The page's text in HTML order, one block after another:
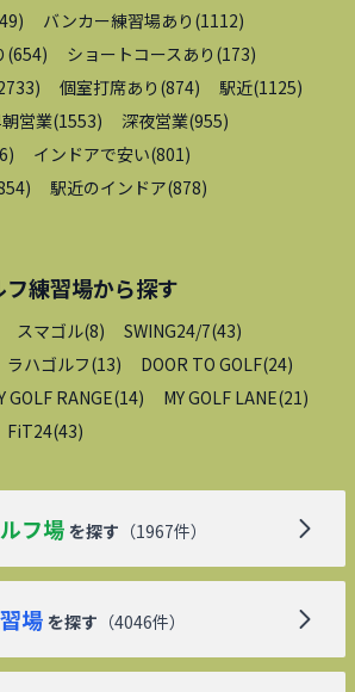
) バンカー練習場あり (1112)
(654) ショートコースあり (173)
) 個室打席あり (874) 駅近(1125)
営業(1553) 深夜営業(955)
) インドアで安い(801 )
) 駅近のインドア(878)
フ練習場から探す
スマゴル(8) SWING24/7(43)
ラハゴルフ(13) DOOR TO GOLF(24)
GOLF RANGE(14) MY GOLF LANE(21 )
FiT24(43)
フ場 を探す （1967件）
場 を探す （4046件）